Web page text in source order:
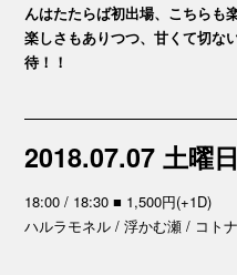
んはたたらば初出場、こちらも
楽しさもありつつ、甘くて切な
待！！
2018.07.07 土曜日
18:00 / 18:30 ■ 1,500円(+1D)
ハルラモネル / 浮かむ瀬 / コト